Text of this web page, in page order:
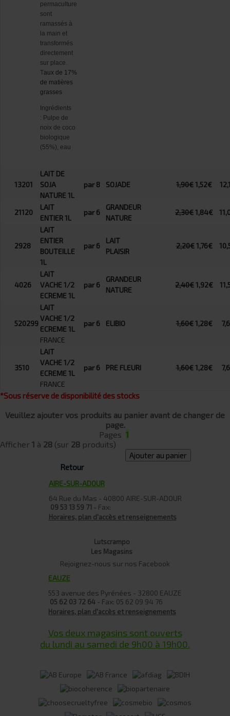
permaculture
sont
ramassés à
la main et
transformés
directement
sur place.
Taux de 17%
de matières
grasses
Ingrédients
: Pulpe de
noix de coco
biologique
(55%), eau
13201
LAIT DE
SOJA
NATURE 1L
par 8 SOJADE 1,90€1,52€
21120
LAIT
ENTIER 1L
par 6
GRANDEUR
NATURE
2,30€1,84€
2928
LAIT
ENTIER
BOUTEILLE
1L
par 6
LAIT
PLAISIR
2,20€ 1,76€
4026
LAIT
VACHE 1/2
ECREME 1L
par 6
GRANDEUR
NATURE
2,40€1,92€
520299
LAIT
VACHE 1/2
ECREME 1L
FRANCE
par 6 ELIBIO 1,60€ 1,28€
3510
LAIT
VACHE 1/2
ECREME 1L
FRANCE
par 6 PRE FLEURI 1,60€ 1,28€
*Sous réserve de disponibilité des stocks
Veuillez ajouter vos produits au panier avant de changer de
page.
Pages 1
Afficher 1 à 28 (sur 28 produits)
Ajouter au panier
Retour
AIRE-SUR-ADOUR
64 Rue du Mas - 40800 AIRE-SUR-ADOUR
09 53 13 59 71 - Fax:
Horaires, plan d'accès et renseignements
Lutscrampo
Les Magasins
Rejoignez-nous sur nos Facebook
EAUZE
553 avenue des Pyrénées - 32800 EAUZE
05 62 03 72 64 - Fax: 05 62 09 94 76
Horaires, plan d'accès et renseignements
Vos deux magasins sont ouverts
du lundi au samedi de 9h00 à 19h00.